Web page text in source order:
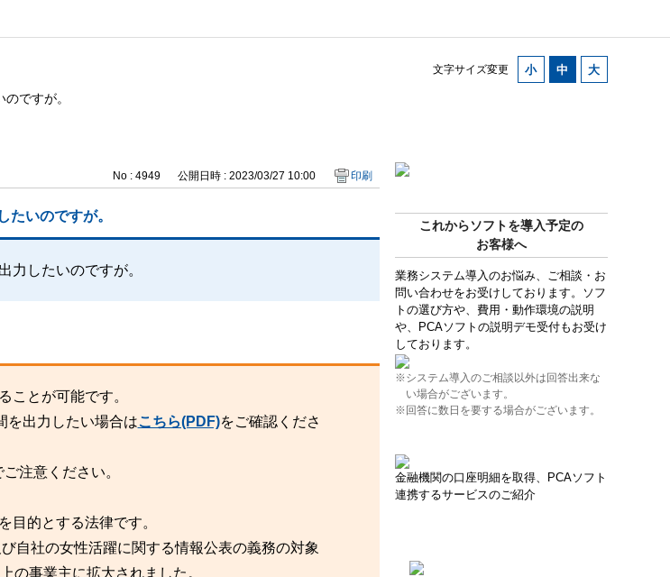
文字サイズ変更
ですが。
これからソフトを導入予定の
お客様へ
業務システム導入のお悩み、ご相談・お
問い合わせをお受けしております。ソフ
トの選び方や、費用・動作環境の説明
や、PCAソフトの説明デモ受付もお受け
しております。
※システム導入のご相談以外は回答出来な
い場合がございます。
※回答に数日を要する場合がございます。
金融機関の口座明細を取得、PCAソフト
連携するサービスのご紹介
No : 4949 公開日時 : 2023/03/27 10:00 印刷
いのですが。
力したいのですが。
ことが可能です。
を出力したい場合はこちら(PDF)をご確認くださ
注意ください。
目的とする法律です。
自社の女性活躍に関する情報公表の義務の対象
の事業主に拡大されました。